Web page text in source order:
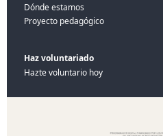
Dónde estamos
Proyecto pedagógico
Haz voluntariado
Hazte voluntario hoy